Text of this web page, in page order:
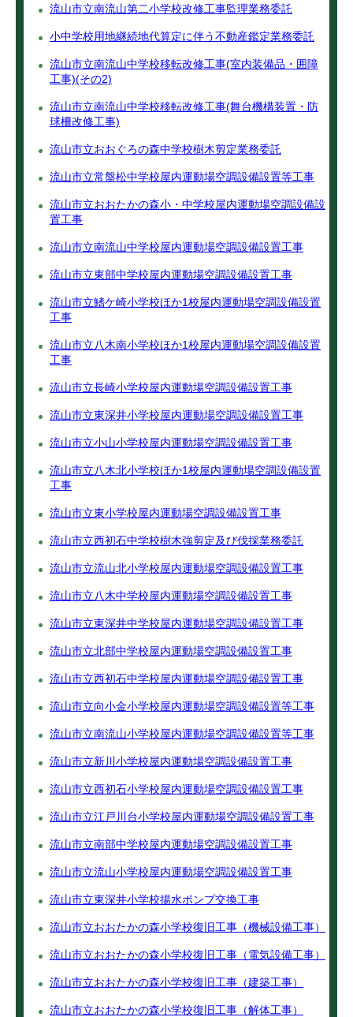
流山市立南流山第二小学校改修工事監理業務委託
小中学校用地継続地代算定に伴う不動産鑑定業務委託
流山市立南流山中学校移転改修工事(室内装備品・囲障
工事)(その2)
流山市立南流山中学校移転改修工事(舞台機構装置・防
球柵改修工事)
流山市立おおぐろの森中学校樹木剪定業務委託
流山市立常盤松中学校屋内運動場空調設備設置等工事
流山市立おおたかの森小・中学校屋内運動場空調設備設
置工事
流山市立南流山中学校屋内運動場空調設備設置工事
流山市立東部中学校屋内運動場空調設備設置工事
流山市立鰭ケ崎小学校ほか1校屋内運動場空調設備設置
工事
流山市立八木南小学校ほか1校屋内運動場空調設備設置
工事
流山市立長崎小学校屋内運動場空調設備設置工事
流山市立東深井小学校屋内運動場空調設備設置工事
流山市立小山小学校屋内運動場空調設備設置工事
流山市立八木北小学校ほか1校屋内運動場空調設備設置
工事
流山市立東小学校屋内運動場空調設備設置工事
流山市立西初石中学校樹木強剪定及び伐採業務委託
流山市立流山北小学校屋内運動場空調設備設置工事
流山市立八木中学校屋内運動場空調設備設置工事
流山市立東深井中学校屋内運動場空調設備設置工事
流山市立北部中学校屋内運動場空調設備設置工事
流山市立西初石中学校屋内運動場空調設備設置工事
流山市立向小金小学校屋内運動場空調設備設置等工事
流山市立南流山小学校屋内運動場空調設備設置等工事
流山市立新川小学校屋内運動場空調設備設置工事
流山市立西初石小学校屋内運動場空調設備設置工事
流山市立江戸川台小学校屋内運動場空調設備設置工事
流山市立南部中学校屋内運動場空調設備設置工事
流山市立流山小学校屋内運動場空調設備設置工事
流山市立東深井小学校揚水ポンプ交換工事
流山市立おおたかの森小学校復旧工事（機械設備工事）
流山市立おおたかの森小学校復旧工事（電気設備工事）
流山市立おおたかの森小学校復旧工事（建築工事）
流山市立おおたかの森小学校復旧工事（解体工事）